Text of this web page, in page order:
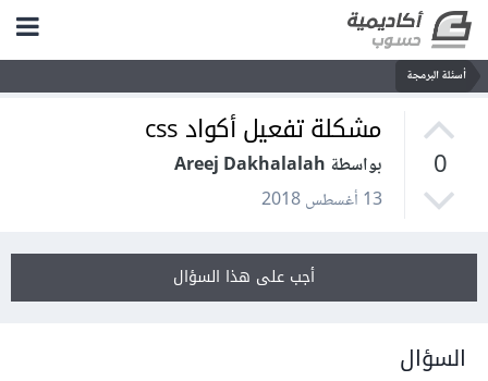
أسئلة البرمجة
0
مشكلة تفعيل أكواد css
بواسطة Areej Dakhalalah
13 أغسطس 2018
أجب على هذا السؤال
السؤال